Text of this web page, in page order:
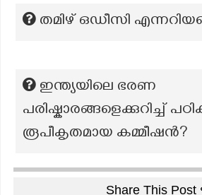
തമിഴ് ഒഡീസി
ഇന്ത്യയിലെ ഭരണ
പരിഷ്കാരങ്ങളെക്കുറിച്ച്
രൂപീകൃതമായ കമ്മീഷൻ?
Share This Post